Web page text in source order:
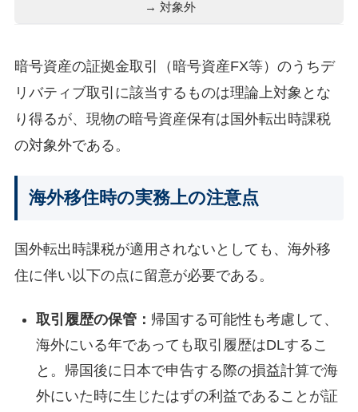
→ 対象外
暗号資産の証拠金取引（暗号資産FX等）のうちデ
リバティブ取引に該当するものは理論上対象とな
り得るが、現物の暗号資産保有は国外転出時課税
の対象外である。
海外移住時の実務上の注意点
国外転出時課税が適用されないとしても、海外移
住に伴い以下の点に留意が必要である。
取引履歴の保管： 帰国する可能性も考慮して、
海外にいる年であっても取引履歴はDLするこ
と。帰国後に日本で申告する際の損益計算で海
外にいた時に生じたはずの利益であることが証